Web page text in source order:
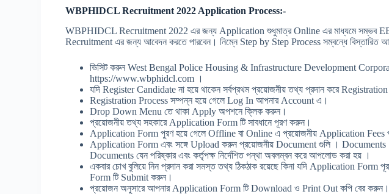
WBPHIDCL Recruitment 2022 Application Process:-
WBPHIDCL Recruitment 2022 এর জন্য Application শুধুমাত্র Online এর মাধ্যমে সম্ভব
Recruitment এর জন্য আবেদন করতে পারবেন। নিম্নে Step by Step Process সম্বন্ধে বিস্তারিত
ভিসিট করুন West Bengal Police Housing & Infrastructure Development
https://www.wbphidcl.com ।
যদি Register Candidate না হয়ে থাকেন সর্বপ্রথম প্রয়োজনীয় তথ্য প্রদান করে
Registration Process সম্পন্ন হয়ে গেলে Log In আপনার Account এ।
Drop Down Menu তে থাকা Apply অপশনে ক্লিক করুন।
প্রয়োজনীয় তথ্য সহকারে Application Form টি সাবধানে পূরণ করুন।
Application Form পুরণ হয়ে গেলে Offline বা Online এ প্রয়োজনীয় Application Fees
Application Form এবং সঙ্গে Upload করুন প্রয়োজনীয় Document গুলি । Documents
Documents যেন পরিষ্কার এবং কর্তৃপক্ষ নির্দেশিত পন্থা অবলম্বন করে আপলোড করা হয় ।
একবার চোখ বুলিয়ে নিন প্রদান করা সমস্ত তথ্য ঠিকঠাক রয়েছে কিনা যদি Application Form
Form টি Submit করুন।
প্রয়োজন অনুসারে আপনার Application Form টি Download ও Print Out কপি বের করুন।